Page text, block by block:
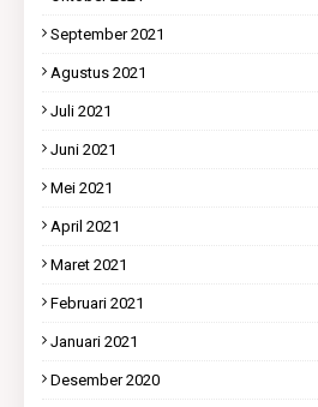
September 2021
Agustus 2021
Juli 2021
Juni 2021
Mei 2021
April 2021
Maret 2021
Februari 2021
Januari 2021
Desember 2020